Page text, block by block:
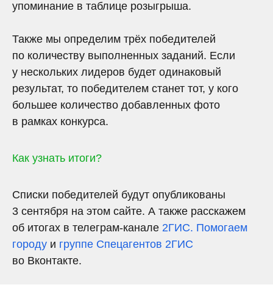
упоминание в таблице розыгрыша.
Также мы определим трёх победителей
по количеству выполненных заданий. Если
у нескольких лидеров будет одинаковый
результат, то победителем станет тот, у кого
большее количество добавленных фото
в рамках конкурса.
Как узнать итоги?
Списки победителей будут опубликованы
3 сентября на этом сайте. А также расскажем
об итогах в телеграм-канале 2ГИС. Помогаем
городу и группе Спецагентов 2ГИС
во Вконтакте.